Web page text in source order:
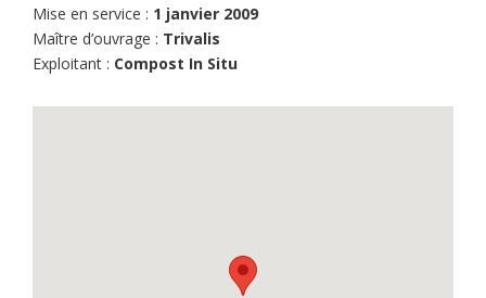
Mise en service : 1 janvier 2009
Maître d’ouvrage : Trivalis
Exploitant : Compost In Situ